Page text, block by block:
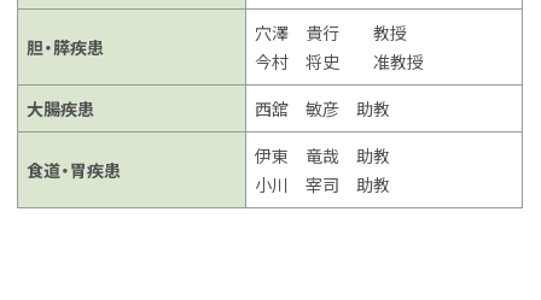
胆・膵疾患
穴澤 貴行 教授
今村 将史 准教授
大腸疾患
西舘 敏彦 助教
食道・胃疾患
伊東 竜哉 助教
小川 宰司 助教